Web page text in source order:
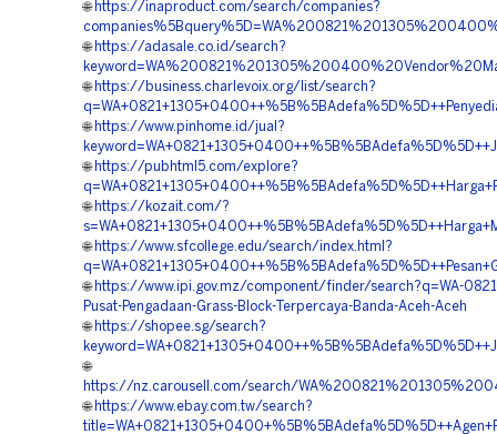
🌐 https://inaproduct.com/search/companies?
🌐 https://adasale.co.id/search?
🌐 https://business.charlevoix.org/list/search?
🌐 https://www.pinhome.id/jual?
🌐 https://pubhtml5.com/explore?
🌐 https://kozait.com/?
🌐 https://www.sfcollege.edu/search/index.html?
🌐 https://www.ipi.gov.mz/component/finder/search?q=WA-
Pusat-Pengadaan-Grass-Block-Terpercaya-Banda-Aceh-Aceh
🌐 https://shopee.sg/search?
🌐
https://nz.carousell.com/search/
🌐 https://www.ebay.com.tw/search?